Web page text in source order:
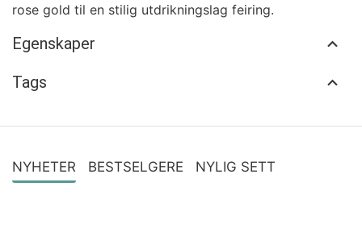
rose gold til en stilig utdrikningslag feiring.
Egenskaper
Tags
NYHETER BESTSELGERE NYLIG SETT